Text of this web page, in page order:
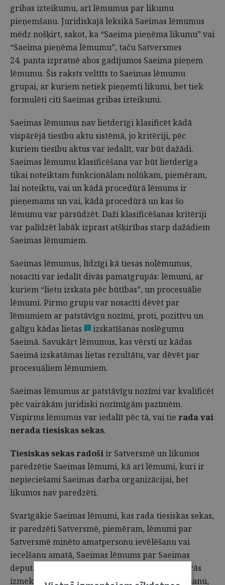
gribas izteikumu, arī lēmumus par likumu
pieņemšanu. Juridiskajā leksikā Saeimas lēmumus
mēdz nošķirt, sakot, ka “Saeima pieņēma likumu” vai
“Saeima pieņēma lēmumu”, taču Satversmes
24. panta izpratnē abos gadījumos Saeima pieņem
lēmumu. Šis raksts veltīts to Saeimas lēmumu
grupai, ar kuriem netiek pieņemti likumi, bet tiek
formulēti citi Saeimas gribas izteikumi.
Saeimas lēmumus nav lietderīgi klasificēt kādā
vispārējā tiesību aktu sistēmā, jo kritēriji, pēc
kuriem tiesību aktus var iedalīt, var būt dažādi.
Saeimas lēmumu klasificēšana var būt lietderīga
tikai noteiktam funkcionālam nolūkam, piemēram,
lai noteiktu, vai un kādā procedūrā lēmums ir
pieņemams un vai, kādā procedūrā un kas šo
lēmumu var pārsūdzēt. Daži klasificēšanas kritēriji
var palīdzēt labāk izprast atšķirības starp dažādiem
Saeimas lēmumiem.
Saeimas lēmumus, līdzīgi kā tiesas nolēmumus,
nosacīti var iedalīt divās pamatgrupās: lēmumi, ar
kuriem “lietu izskata pēc būtības”, un procesuālie
lēmumi. Pirmo grupu var nosacīti dēvēt par
lēmumiem ar patstāvīgu nozīmi, proti, pozitīvu un
galīgu kādas lietas
2
izskatīšanas noslēgumu
Saeimā. Savukārt lēmumus, kas vērsti uz kādas
Saeimā izskatāmas lietas rezultātu, var dēvēt par
procesuāliem lēmumiem.
Saeimas lēmumus ar patstāvīgu nozīmi var kvalificēt
pēc vairākām juridiski nozīmīgām pazīmēm.
Vispirms lēmumus var iedalīt pēc tā, vai tie rada vai
nerada tiesiskas sekas.
Tiesiskas sekas radošiir Satversmē un likumos
paredzētie Saeimas lēmumi, kā arī lēmumi, kuri ir
nepieciešami Saeimas darba organizācijai, bet
likumos nav paredzēti.
Svarīgākie Saeimas lēmumi, kas rada tiesiskas sekas,
ir paredzēti Satversmē, piemēram, lēmumi par
Satversmē minēto amatpersonu ievēlēšanu vai
iecelšanu amatā, Saeimas lēmums par Saeimas
deputātu pilnvaru apstiprināšanu, parlamentārās
izmeklēšanas un citu Saeimas komisiju izveidošanu,